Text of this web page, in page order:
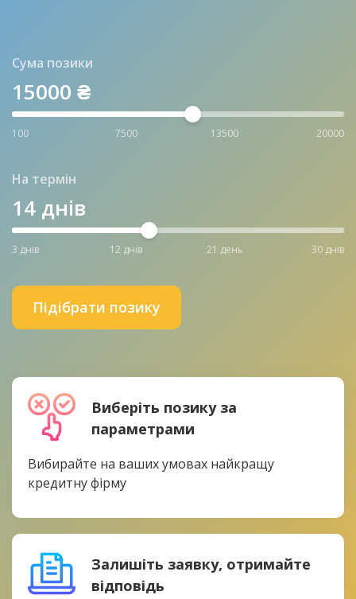
Сума позики
15000 ₴
100 7500 13500 20000
На термін
14 днів
3 днів 12 днів 21 день 30 днів
Підібрати позику
Виберіть позику за
параметрами
Вибирайте на ваших умовах найкращу
кредитну фірму
Залишіть заявку, отримайте
відповідь